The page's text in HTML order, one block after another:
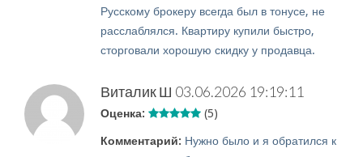
Русскому брокеру всегда был в тонусе, не
расслаблялся. Квартиру купили быстро,
сторговали хорошую скидку у продавца.
Виталик Ш 03.06.2026 19:19:11
Оценка: (5)
Комментарий: Нужно было и я обратился к